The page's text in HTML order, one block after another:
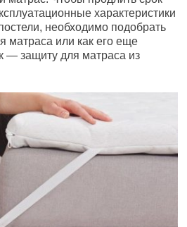
характеристики
необходимо подобрать
матраса или как его еще
— защиту для матраса из